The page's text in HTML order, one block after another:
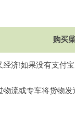
购买
经济!如果没有支付宝
物流或专车将货物